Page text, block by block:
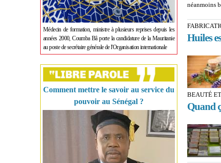
Médecin de formation, ministre à plusieurs reprises depuis les
années 2000, Coumba Bâ porte la candidature de la Mauritanie
au poste de secrétaire générale de l'Organisation internationale
Comment mettre le savoir au service du
pouvoir au Sénégal ?
néanmoins
Huiles
BEAUTÉ
Quand